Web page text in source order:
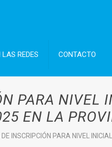
LAS REDES CONTACTO
PARA NIVEL
EN LA
INSCRIPCIÓN PARA NIVEL